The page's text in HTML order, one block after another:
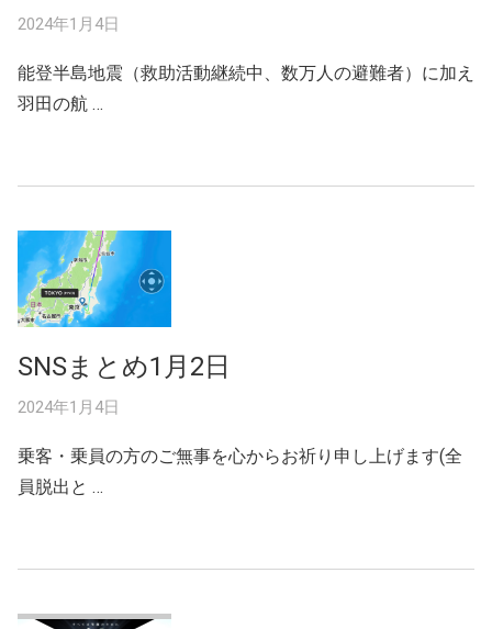
2024年1月4日
能登半島地震（救助活動継続中、数万人の避難者）に加え
羽田の航 …
SNSまとめ1月2日
2024年1月4日
乗客・乗員の方のご無事を心からお祈り申し上げます(全
員脱出と …